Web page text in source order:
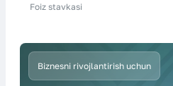
Foiz stavkasi
Biznesni rivojlantirish uchun